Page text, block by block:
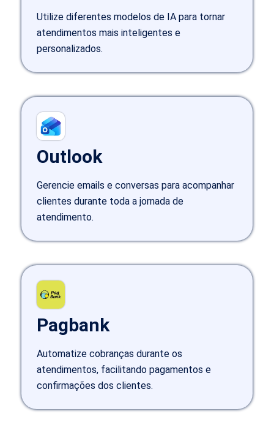
Utilize diferentes modelos de IA para tornar
atendimentos mais inteligentes e
personalizados.
Outlook
Gerencie emails e conversas para acompanhar
clientes durante toda a jornada de
atendimento.
Pagbank
Automatize cobranças durante os
atendimentos, facilitando pagamentos e
confirmações dos clientes.